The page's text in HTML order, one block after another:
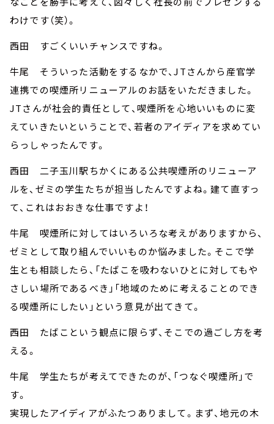
わけです（笑）。
西田 すごくいいチャンスですね。
牛尾 そういった活動をするなかで、JTさんから産官学
連携での喫煙所リニューアルのお話をいただきました。
JTさんが社会的責任として、喫煙所を心地いいものに変
えていきたいということで、若者のアイディアを求めてい
らっしゃったんです。
西田 二子玉川駅ちかくにある公共喫煙所のリニューア
ルを、ゼミの学生たちが担当したんですよね。建て直すっ
て、これはおおきな仕事ですよ！
牛尾 喫煙所に対してはいろいろな考えがありますから、
ゼミとして取り組んでいいものか悩みました。そこで学
生とも相談したら、「たばこを吸わないひとに対してもや
さしい場所であるべき」「地域のために考えることのでき
る喫煙所にしたい」という意見が出てきて。
西田 たばこという観点に限らず、そこでの過ごし方を考
える。
牛尾 学生たちが考えてできたのが、「つなぐ喫煙所」で
す。
実現したアイディアがふたつありまして。まず、地元の木